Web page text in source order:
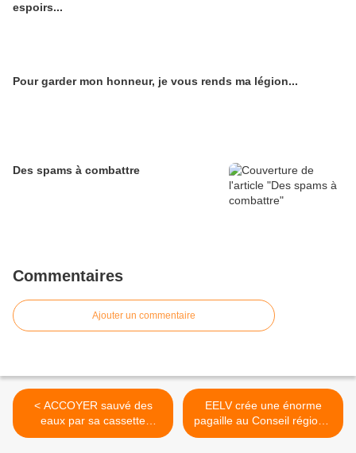
espoirs...
Pour garder mon honneur, je vous rends ma légion...
Des spams à combattre
Commentaires
Ajouter un commentaire
< ACCOYER sauvé des
eaux par sa cassette
parlementaire
EELV crée une énorme
pagaille au Conseil régional
>